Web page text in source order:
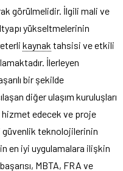
görülmelidir. İlgili mali ve
yükseltmelerinin
kaynak tahsisi ve etkili
İlerleyen
bir şekilde
diğer ulaşım kuruluşları
hizmet edecek ve proje
güvenlik teknolojilerinin
en iyi uygulamalara ilişkin
MBTA, FRA ve